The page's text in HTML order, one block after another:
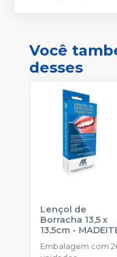
Você
desses
Lençol de
Borracha 13,5 x
13,5cm -
Embalagem com